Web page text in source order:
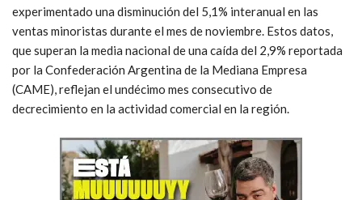
experimentado una disminución del 5,1% interanual en las
ventas minoristas durante el mes de noviembre. Estos datos,
que superan la media nacional de una caída del 2,9% reportada
por la Confederación Argentina de la Mediana Empresa
(CAME), reflejan el undécimo mes consecutivo de
decrecimiento en la actividad comercial en la región.